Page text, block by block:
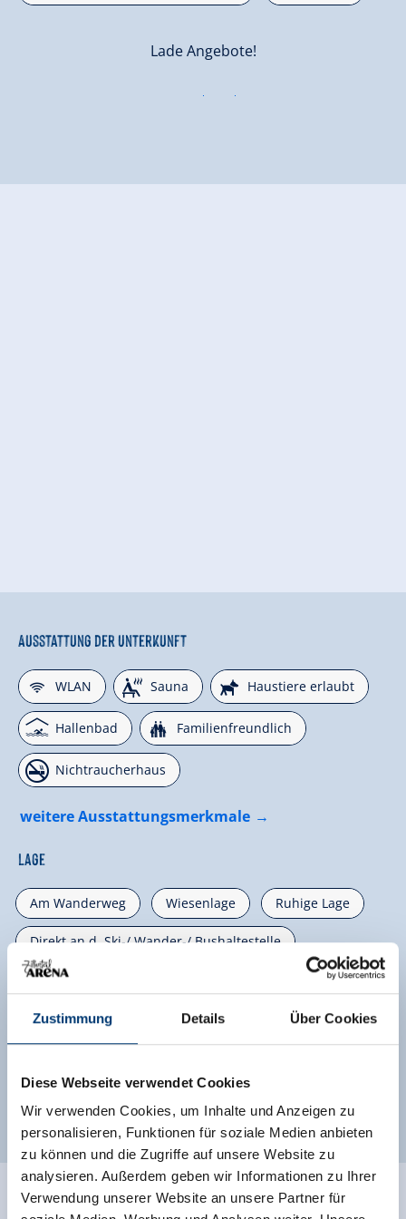
Zustimmung Details Über Cookies
Diese Webseite verwendet Cookies
Wir verwenden Cookies, um Inhalte und Anzeigen zu
personalisieren, Funktionen für soziale Medien anbieten
zu können und die Zugriffe auf unsere Website zu
analysieren. Außerdem geben wir Informationen zu Ihrer
Verwendung unserer Website an unsere Partner für
Lade Angebote!
Ausstattung der Unterkunft
🜉WLAN 🗔Sauna 🔮Haustiere erlaubt
🅤Hallenbad 🍺Familienfreundlich
🏝Nichtraucherhaus
weitere Ausstattungsmerkmale
Lage
Am Wanderweg Wiesenlage Ruhige Lage
Direkt an d. Ski-/ Wander-/ Bushaltestelle
Berglage
Hanglage
Bewertungen